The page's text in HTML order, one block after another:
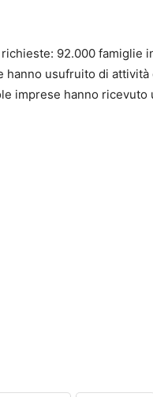
92.000 famiglie
hanno usufruito di
imprese hanno ricevuto